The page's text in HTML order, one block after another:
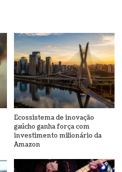
Ecossistema de inovação
gaúcho ganha força com
investimento milionário da
Amazon